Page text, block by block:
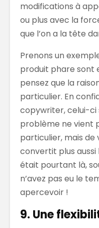
modifications à
ou plus avec la
que l’on a la tête
Prenons un
produit phare sont
pensez que la
particulier. En
copywriter, celui-ci
problème ne vient
particulier, mais de
convertit plus aussi
était pourtant là,
n’avez pas eu le
apercevoir !
9. Une